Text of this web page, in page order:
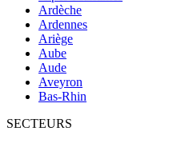
Ardèche
Ardennes
Ariège
Aube
Aude
Aveyron
Bas-Rhin
SECTEURS